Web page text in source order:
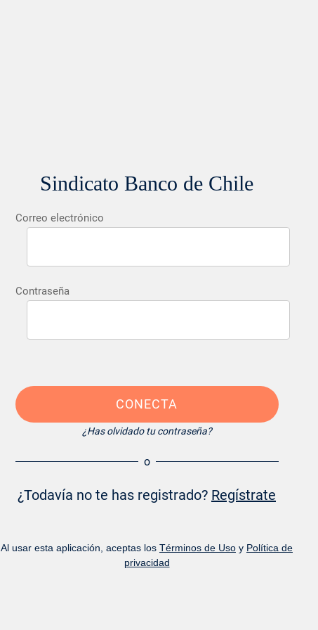
Sindicato Banco de Chile
Correo electrónico
Contraseña
CONECTA
¿Has olvidado tu contraseña?
o
¿Todavía no te has registrado? Regístrate
Al usar esta aplicación, aceptas los Términos de Uso y Política de
privacidad